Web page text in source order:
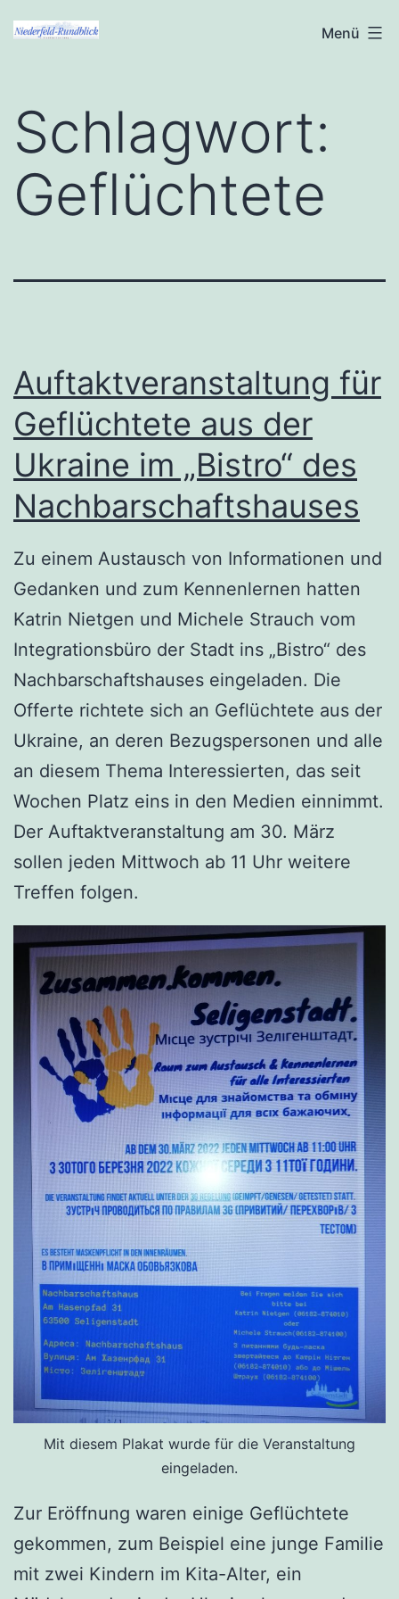
Inhalt
Niederfeld-
Menü
Schlagwort:
Geflüchtete
Auftaktveranstaltung für
Geflüchtete aus der
Ukraine im „Bistro“ des
Nachbarschaftshauses
Zu einem Austausch von Informationen und
Gedanken und zum Kennenlernen hatten
Katrin Nietgen und Michele Strauch vom
Integrationsbüro der Stadt ins „Bistro“ des
Nachbarschaftshauses eingeladen. Die
Offerte richtete sich an Geflüchtete aus der
Ukraine, an deren Bezugspersonen und alle
an diesem Thema Interessierten, das seit
Wochen Platz eins in den Medien einnimmt.
Der Auftaktveranstaltung am 30. März
sollen jeden Mittwoch ab 11 Uhr weitere
Treffen folgen.
Mit diesem Plakat wurde für die Veranstaltung
eingeladen.
Zur Eröffnung waren einige Geflüchtete
gekommen, zum Beispiel eine junge Familie
mit zwei Kindern im Kita-Alter, ein